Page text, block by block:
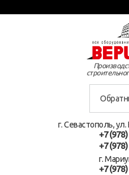
г. Севастополь,
+7
+7
г.
+7